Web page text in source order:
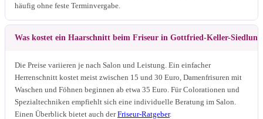
häufig ohne feste Terminvergabe.
Was kostet ein Haarschnitt beim Friseur in Gottfried-Keller-
Die Preise variieren je nach Salon und Leistung. Ein einfacher
Herrenschnitt kostet meist zwischen 15 und 30 Euro, Damenfrisuren mit
Waschen und Föhnen beginnen ab etwa 35 Euro. Für Colorationen und
Spezialtechniken empfiehlt sich eine individuelle Beratung im Salon.
Einen Überblick bietet auch derFriseur-Ratgeber.